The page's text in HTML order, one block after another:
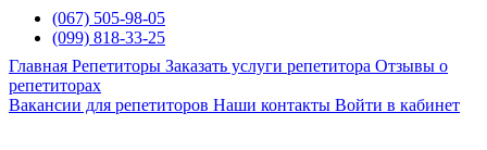
(067) 505-98-05
(099) 818-33-25
Главная Репетиторы Заказать услуги репетитора Отзывы о
репетиторах
Вакансии для репетиторов Наши контакты Войти в кабинет